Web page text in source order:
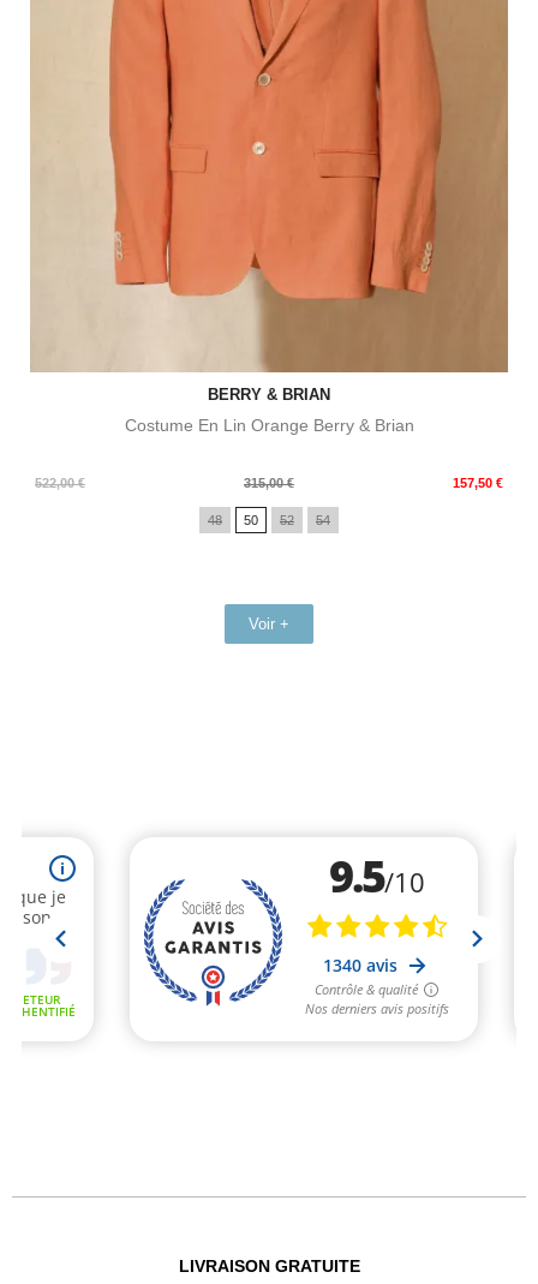
BERRY & BRIAN
Costume En Lin Orange Berry & Brian
522,00 €
Prix
315,00 € 157,50 €
Prix
48 50 52 54
Voir +
LIVRAISON GRATUITE